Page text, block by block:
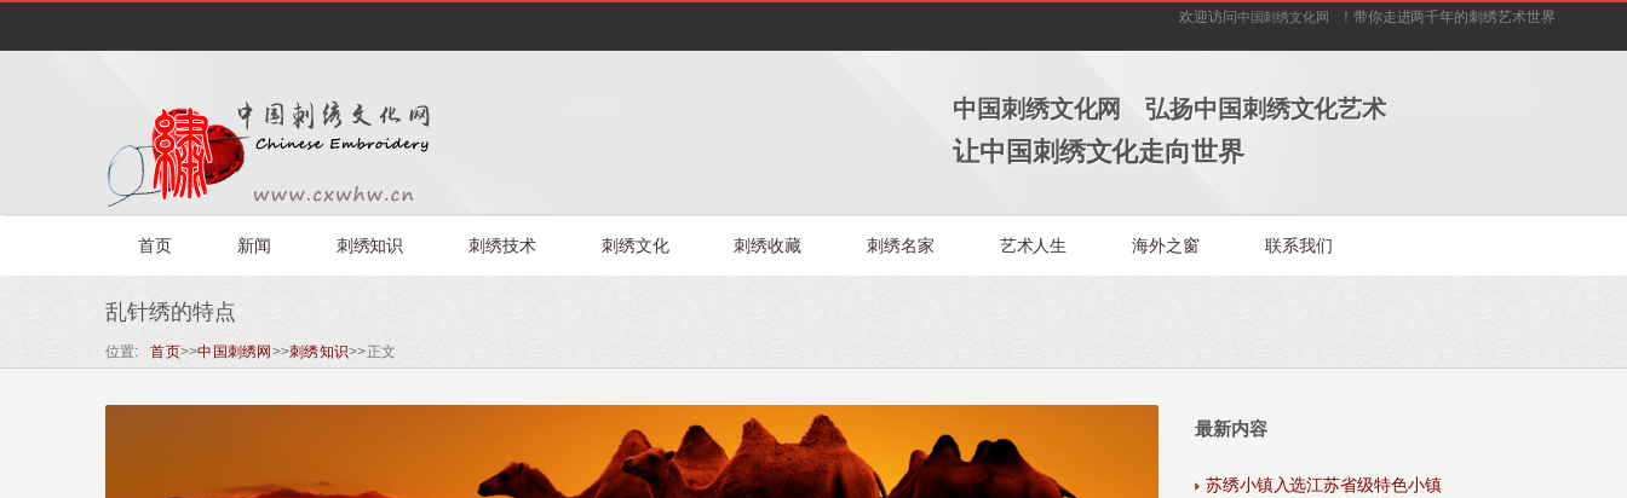
欢迎访问中国刺绣文化网 ！带你走进两千年的刺绣艺术世界
中国刺绣文化网 弘扬中国刺绣文化艺术
让中国刺绣文化走向世界
首页 新闻 刺绣知识 刺绣技术 刺绣文化 刺绣收藏 刺绣名家 艺术人生 海外之窗 联系我们
乱针绣的特点
位置:首页>>中国刺绣网 >>刺绣知识>>正文
最新内容
苏绣小镇入选江苏省级特色小镇